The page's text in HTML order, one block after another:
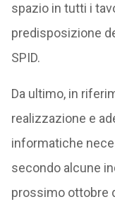
spazio in tutti i
predisposizione
SPID.
Da ultimo, in
realizzazione e
informatiche
secondo alcune
prossimo ottobre